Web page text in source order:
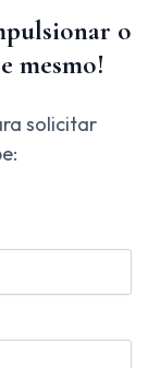
o
mesmo!
solicitar